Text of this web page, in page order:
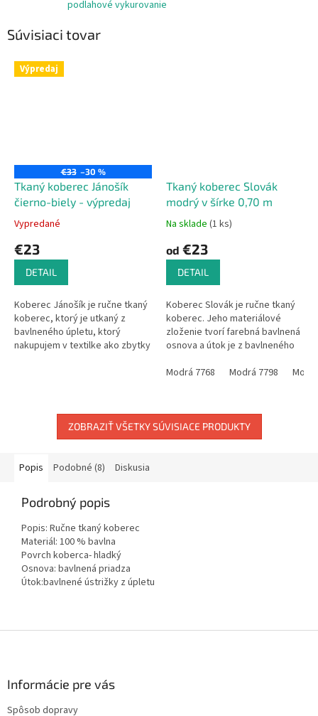
podlahové vykurovanie
Súvisiaci tovar
Výpredaj
€33 –30 %
Tkaný koberec Jánošík
čierno-biely - výpredaj
Vypredané
€23
DETAIL
Koberec Jánošík je ručne tkaný
koberec, ktorý je utkaný z
bavlneného úpletu, ktorý
nakupujem v textilke ako zbytky
Tkaný koberec Slovák
modrý v šírke 0,70 m
Na sklade (1 ks)
od €23
DETAIL
Koberec Slovák je ručne tkaný
koberec. Jeho materiálové
zloženie tvorí farebná bavlnená
osnova a útok je z bavlneného
zbytky z textilného podniku,
Modrá 7768 Modrá 7798
ZOBRAZIŤ VŠETKY SÚVISIACE PRODUKTY
Popis Podobné (8) Diskusia
Podrobný popis
Popis: Ručne tkaný koberec
Materiál: 100 % bavlna
Povrch koberca- hladký
Osnova: bavlnená priadza
Útok:bavlnené ústrižky z úpletu
Informácie pre vás
Spôsob dopravy